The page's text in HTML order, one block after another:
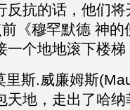
反抗的话，他们
《穆罕默德 神
一个地地滚下楼梯
里斯.威廉姆斯
天地，走出了哈